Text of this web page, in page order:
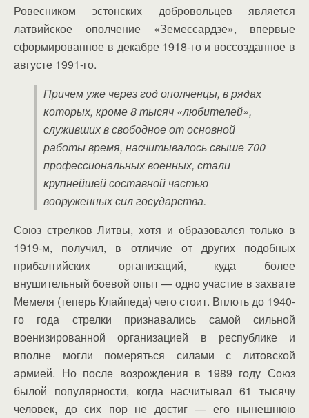
Ровесником эстонских добровольцев является
латвийское ополчение «Земессардзе», впервые
сформированное в декабре 1918-го и воссозданное в
августе 1991-го.
Причем уже через год ополченцы, в рядах
которых, кроме 8 тысяч «любителей»,
служивших в свободное от основной
работы время, насчитывалось свыше 700
профессиональных военных, стали
крупнейшей составной частью
вооруженных сил государства.
Союз стрелков Литвы, хотя и образовался только в
1919-м, получил, в отличие от других подобных
прибалтийских организаций, куда более
внушительный боевой опыт — одно участие в захвате
Мемеля (теперь Клайпеда) чего стоит. Вплоть до 1940-
го года стрелки признавались самой сильной
военизированной организацией в республике и
вполне могли померяться силами с литовской
армией. Но после возрождения в 1989 году Союз
былой популярности, когда насчитывал 61 тысячу
человек, до сих пор не достиг — его нынешнюю